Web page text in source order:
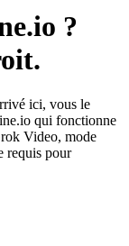
?
ici, vous le
qui fonctionne
Video, mode
requis pour